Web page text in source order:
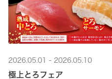
2026.05.01 - 2026.05.10
極上とろフェア